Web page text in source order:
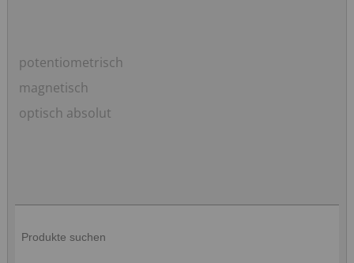
Navigation
überspringen
potentiometrisch
magnetisch
optisch absolut